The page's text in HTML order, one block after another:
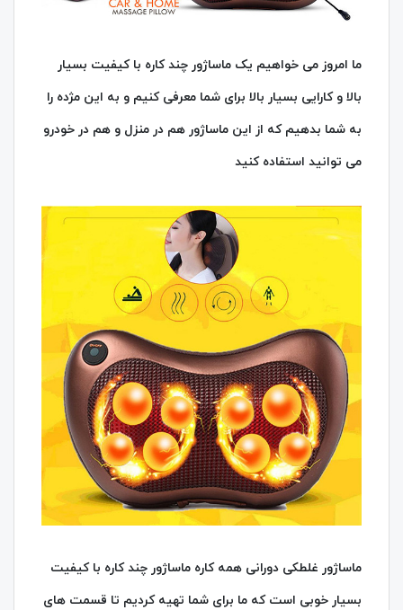
ما امروز می خواهیم یک ماساژور چند کاره با کیفیت بسیار
بالا و کارایی بسیار بالا برای شما معرفی کنیم و به این مژده را
به شما بدهیم که از این ماساژور هم در منزل و هم در خودرو
می توانید استفاده کنید
ماساژور غلطکی دورانی همه کاره ماساژور چند کاره با کیفیت
بسیار خوبی است که ما برای شما تهیه کردیم تا قسمت های